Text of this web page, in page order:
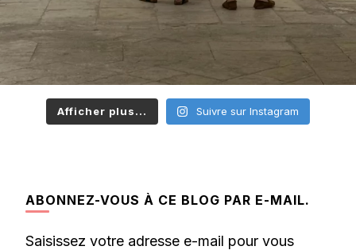
Afficher plus... Suivre sur Instagram
ABONNEZ-VOUS À CE BLOG PAR E-MAIL.
Saisissez votre adresse e-mail pour vous